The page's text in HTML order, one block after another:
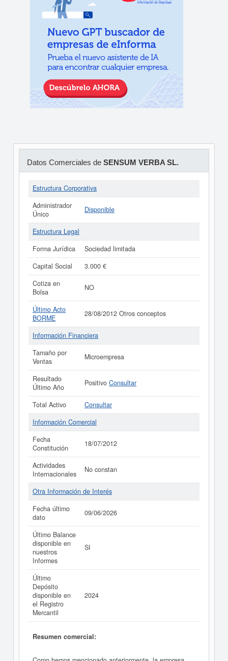
Datos Comerciales de SENSUM VERBA SL.
Estructura Corporativa
Administrador
Único
Disponible
Estructura Legal
Forma Jurídica
Sociedad limitada
Capital Social
3.000 €
Cotiza en
Bolsa
NO
Último Acto
BORME
28/08/2012 Otros conceptos
Información Financiera
Tamaño por
Ventas
Microempresa
Resultado
Último Año
Positivo Consultar
Total Activo
Consultar
Información Comercial
Fecha
Constitución
18/07/2012
Actividades
Internacionales
No constan
Otra Información de Interés
Fecha último
dato
09/06/2026
Último Balance
disponible en
nuestros
Informes
SI
Último
Depósito
disponible en
el Registro
Mercantil
2024
Resumen comercial: